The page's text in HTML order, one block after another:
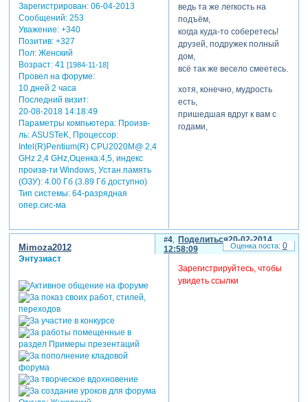
Зарегистрирован: 06-04-2013
Сообщений:253
Уважение: +340
Позитив: +327
Пол:Женский
Возраст:41 [1984-11-18]
Провел на форуме:
10 дней 2 часа
Последний визит:
20-08-2018 14:18:49
Параметры компьютера:Произв-
ль: ASUSTeK, Процессор:
Intel(R)Pentium(R) CPU2020M@ 2,4
GHz 2,4 GHz,Оценка:4,5, индекс
произв-ти Windows, Устан.память
(ОЗУ): 4.00 Гб (3.89 Гб доступно)
Тип системы: 64-разрядная
опер.сис-ма
ведь та же легкость на
подъём,
когда куда-то соберетесь!
друзей, подружек полный
дом,
всё так же весело смеетесь.
хотя, конечно, мудрость
есть,
пришедшая вдруг к вам с
годами,
но им за вами не угнаться!
Поделиться
4
20-02-2014
12:58:09
Mimoza2012
Энтузиаст
Зарегистрируйтесь, чтобы
увидеть ссылки
0